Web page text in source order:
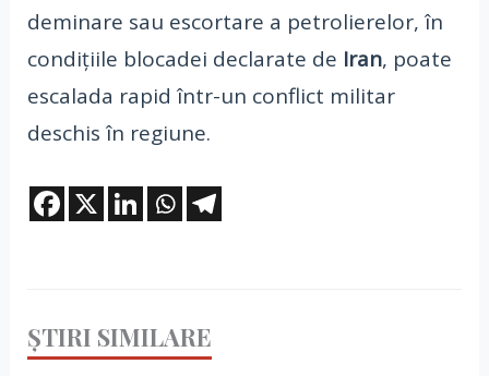
deminare sau escortare a petrolierelor, în
condițiile blocadei declarate de Iran, poate
escalada rapid într-un conflict militar
deschis în regiune.
ȘTIRI SIMILARE